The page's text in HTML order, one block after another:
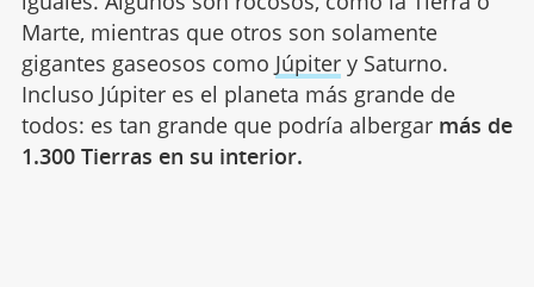
Marte, mientras que otros son solamente
gigantes gaseosos como Júpitery Saturno.
Incluso Júpiter es el planeta más grande de
todos: es tan grande que podría albergar más de
1.300 Tierras en su interior.